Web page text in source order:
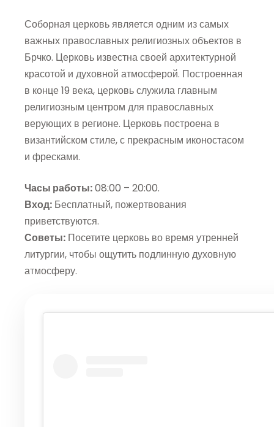
Соборная церковь является одним из самых
важных православных религиозных объектов в
Брчко. Церковь известна своей архитектурной
красотой и духовной атмосферой. Построенная
в конце 19 века, церковь служила главным
религиозным центром для православных
верующих в регионе. Церковь построена в
византийском стиле, с прекрасным иконостасом
и фресками.
Часы работы:08:00 – 20:00.
Вход: Бесплатный, пожертвования
приветствуются.
Советы: Посетите церковь во время утренней
литургии, чтобы ощутить подлинную духовную
атмосферу.